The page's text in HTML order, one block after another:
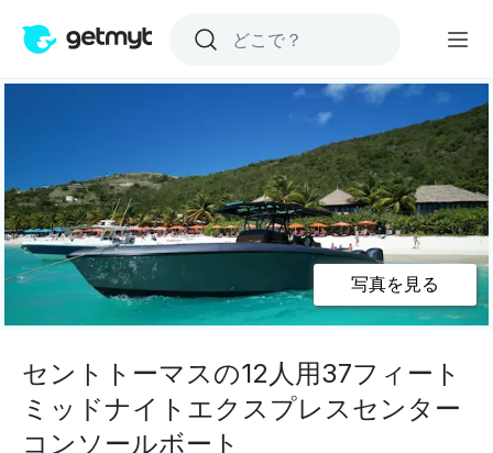
写真を見る
セントトーマスの12人用37フィート
ミッドナイトエクスプレスセンター
コンソールボート